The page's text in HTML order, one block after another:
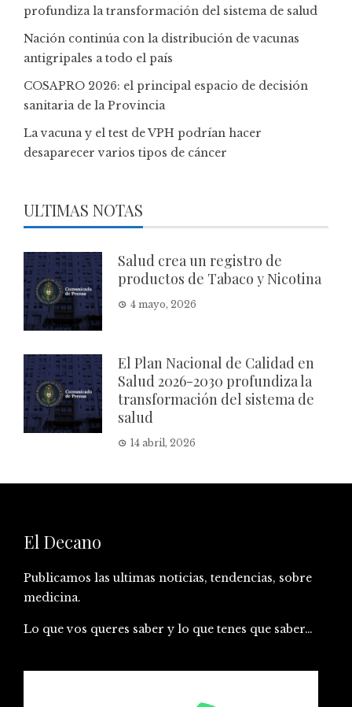
profundiza la transformación del sistema de salud
Nación continúa con la distribución de vacunas
antigripales a todo el país
COSAPRO 2026: el principal espacio de decisión
sanitaria de la Provincia
La vacuna y el test de VPH podrían hacer
desaparecer varios tipos de cáncer
ULTIMAS NOTAS
Salud crea un registro de
productos de Tabaco y Nicotina
4 mayo, 2026
El Plan Nacional de Calidad en
Salud 2026-2030 profundiza la
transformación del sistema de
salud
14 abril, 2026
El Decano
Publicamos las ultimas noticias, tendencias, sobre
medicina.
Lo que vos queres saber y lo que tenes que saber…